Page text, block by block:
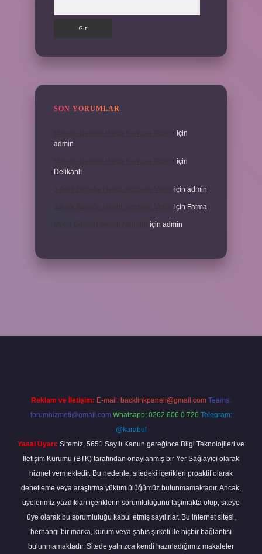
SON YORUMLAR
için
admin
için
Delikanlı
5 Aylık Bebeğe Hangi Sebzeler Verilir için admin
5 Aylık Bebeğe Hangi Sebzeler Verilir için Fatma
Motor Gelişim Ilkeleri Nelerdir için admin
Reklam ve İletişim: E-mail: backlinkpaneli@gmail.com Teams:
forumhizmeti@gmail.com Whatsapp: 0262 606 0 726 Telegram:
@karabul
Yasal Uyarı: Sitemiz, 5651 Sayılı Kanun gereğince Bilgi Teknolojileri ve
İletişim Kurumu (BTK) tarafından onaylanmış bir Yer Sağlayıcı olarak
hizmet vermektedir. Bu nedenle, sitedeki içerikleri proaktif olarak
denetleme veya araştırma yükümlülüğümüz bulunmamaktadır. Ancak,
üyelerimiz yazdıkları içeriklerin sorumluluğunu taşımakta olup, siteye
üye olarak bu sorumluluğu kabul etmiş sayılırlar. Bu internet sitesi,
herhangi bir marka, kurum veya şahıs şirketi ile hiçbir bağlantısı
bulunmamaktadır. Sitede yalnızca kendi hazırladığımız makaleler